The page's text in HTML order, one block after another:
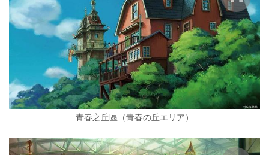
青春之丘區（青春の丘エリア）